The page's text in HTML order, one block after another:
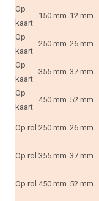
Op
kaart
150 mm 12 mm
Op
kaart
250 mm 26 mm
Op
kaart
355 mm 37 mm
Op
kaart
450 mm 52 mm
Op rol 250 mm 26 mm
Op rol 355 mm 37 mm
Op rol 450 mm 52 mm